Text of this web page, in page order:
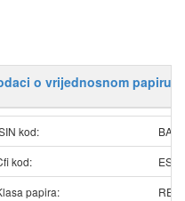
o vrijednosnom papiru
kod:
kod:
papira: